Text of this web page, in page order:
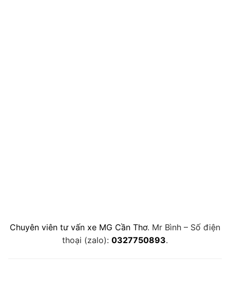
Chuyên viên tư vấn xe MG Cần Thơ. Mr Bình – Số điện
thoại (zalo): 0327750893.